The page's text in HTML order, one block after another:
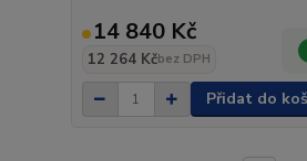
14 840 Kč
12 264 Kčbez DPH
Přidat do